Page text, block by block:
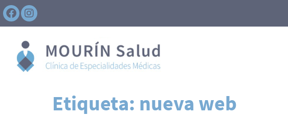
Etiqueta: nueva web